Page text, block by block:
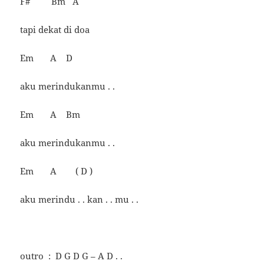
tapi dekat di doa
Em A D
aku merindukanmu . .
Em A Bm
aku merindukanmu . .
Em A ( D )
aku merindu . . kan . . mu . .
outro : D G D G – A D . .